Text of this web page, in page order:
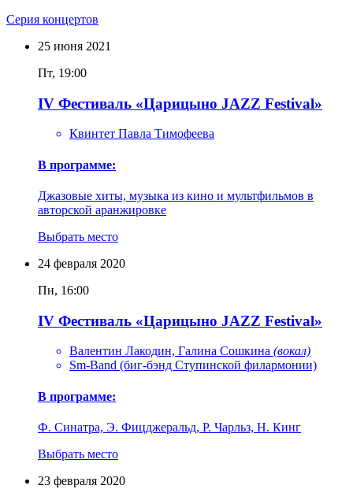
Серия концертов
25 июня 2021
Пт, 19:00
IV Фестиваль «Царицыно JAZZ Festival»
Квинтет Павла Тимофеева
В программе:
Джазовые хиты, музыка из кино и мультфильмов в
авторской аранжировке
Выбрать место
24 февраля 2020
Пн, 16:00
IV Фестиваль «Царицыно JAZZ Festival»
Валентин Лакодин, Галина Сошкина (вокал)
Sm-Band (биг-бэнд Ступинской филармонии)
В программе:
Ф. Синатра, Э. Фицджеральд, Р. Чарльз, Н. Кинг
Выбрать место
23 февраля 2020